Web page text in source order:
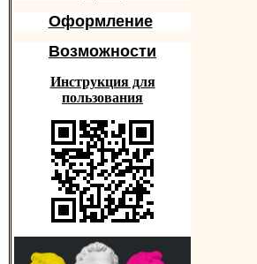
Оформление
Возможности
Инструкция для
пользования